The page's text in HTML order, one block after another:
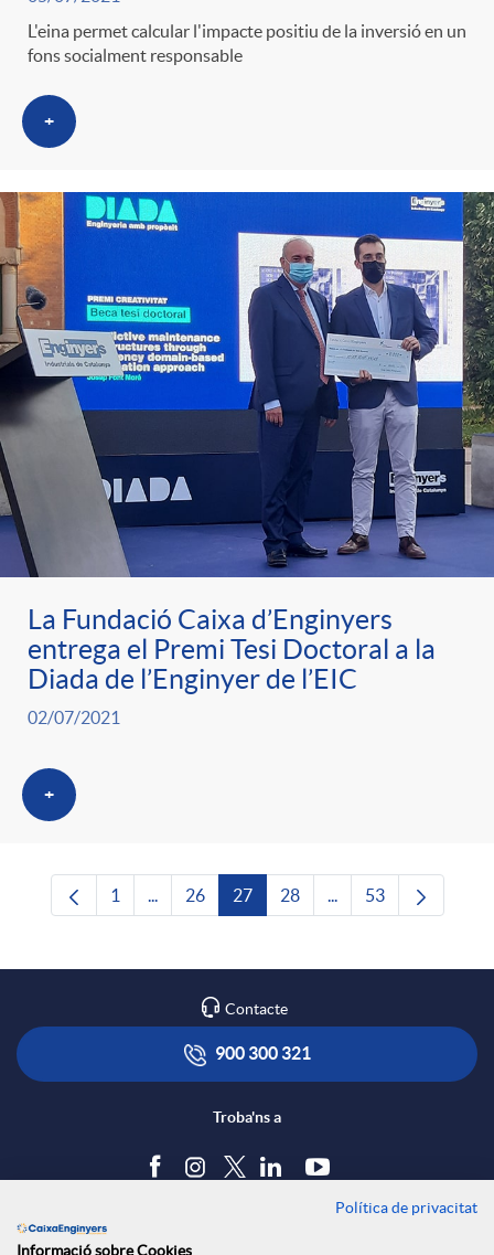
L'eina permet calcular l'impacte positiu de la inversió en un
fons socialment responsable
+
La Fundació Caixa d’Enginyers
entrega el Premi Tesi Doctoral a la
Diada de l’Enginyer de l’EIC
02/07/2021
+
Pàgina
1 ...Pàgines intermèdies Utilitzeu TAB per
Pàgina
26 Pàgina
27 Pàgina
28 ...Pàgines intermèdies
Pàgina
53
Contacte
900 300 321
Troba'ns a
Política de privacitat
Informació sobre Cookies